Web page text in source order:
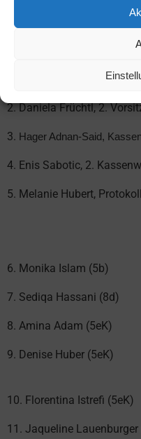
Seckin Moumin Oglou,
2.Daniela Früchtl, 2.
3. Hager Adnan-Said,
4. Enis Sabotic, 2.
5. Melanie Hubert,
6. Monika Islam (5b)
7. Sediqa Hassani (8d)
8. Amina Adam (5eK)
9. Denise Huber (5eK)
10. Florentina Istrefi (5eK)
11. Jaqueline Lauenburger